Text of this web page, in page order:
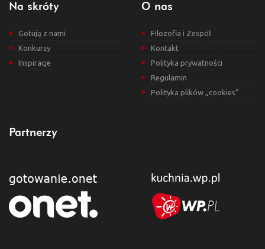
Na skróty
Gotują z nami
Konkursy
Inspiracje
O nas
Filozofia i Zespół
Kontakt
Polityka prywatności
Regulamin
Polityka plików „cookies”
Partnerzy